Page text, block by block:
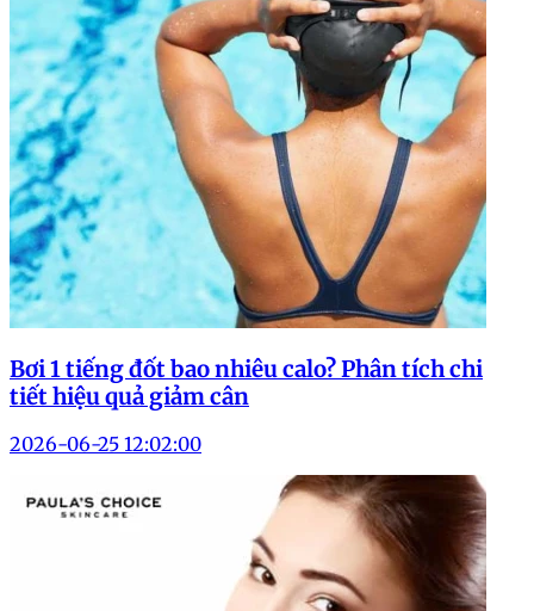
Bơi 1 tiếng đốt bao nhiêu calo? Phân tích chi
tiết hiệu quả giảm cân
2026-06-25 12:02:00